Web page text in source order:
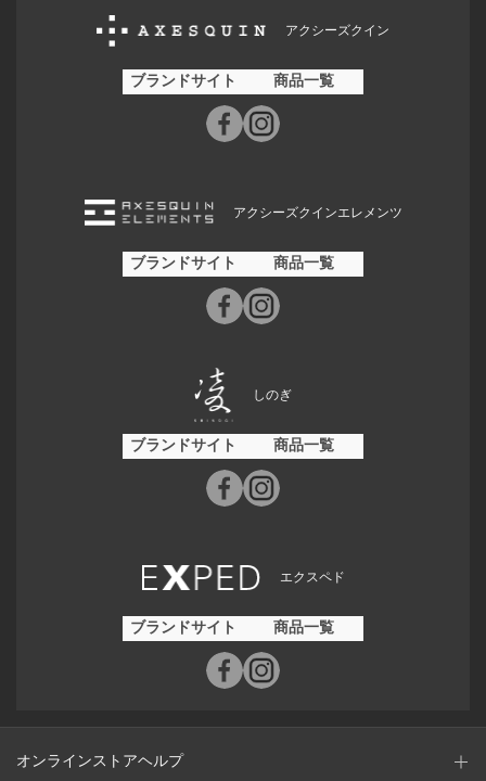
アクシーズクイン
ブランドサイト 商品一覧
アクシーズクインエレメンツ
ブランドサイト 商品一覧
しのぎ
ブランドサイト 商品一覧
エクスペド
ブランドサイト 商品一覧
オンラインストアヘルプ